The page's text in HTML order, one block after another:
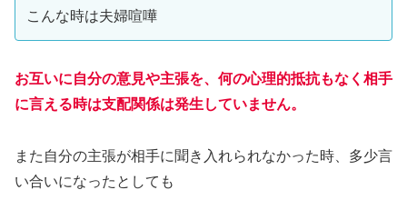
こんな時は夫婦喧嘩
お互いに自分の意見や主張を、何の心理的抵抗もなく相手
に言える時は支配関係は発生していません。
また自分の主張が相手に聞き入れられなかった時、多少言
い合いになったとしても